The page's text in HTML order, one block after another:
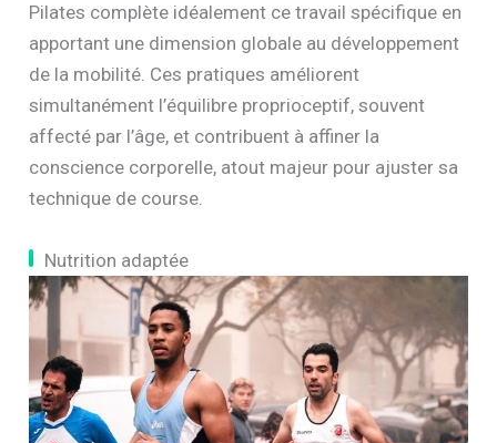
Pilates complète idéalement ce travail spécifique en
apportant une dimension globale au développement
de la mobilité. Ces pratiques améliorent
simultanément l’équilibre proprioceptif, souvent
affecté par l’âge, et contribuent à affiner la
conscience corporelle, atout majeur pour ajuster sa
technique de course.
Nutrition adaptée